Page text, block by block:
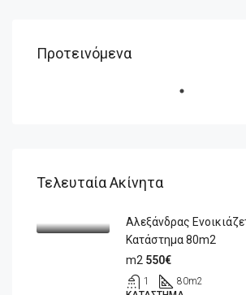
Προτεινόμενα
Τελευταία Ακίνητα
Αλεξάνδρας
Κατάστημα 80m2
m2 550€
1 80m2